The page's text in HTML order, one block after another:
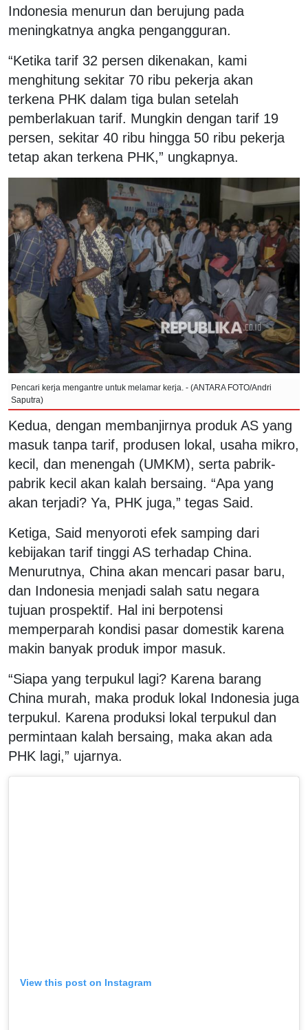
Indonesia menurun dan berujung pada
meningkatnya angka pengangguran.
“Ketika tarif 32 persen dikenakan, kami
menghitung sekitar 70 ribu pekerja akan
terkena PHK dalam tiga bulan setelah
pemberlakuan tarif. Mungkin dengan tarif 19
persen, sekitar 40 ribu hingga 50 ribu pekerja
tetap akan terkena PHK,” ungkapnya.
Pencari kerja mengantre untuk melamar kerja. - (ANTARA FOTO/Andri
Saputra)
Kedua, dengan membanjirnya produk AS yang
masuk tanpa tarif, produsen lokal, usaha mikro,
kecil, dan menengah (UMKM), serta pabrik-
pabrik kecil akan kalah bersaing. “Apa yang
akan terjadi? Ya, PHK juga,” tegas Said.
Ketiga, Said menyoroti efek samping dari
kebijakan tarif tinggi AS terhadap China.
Menurutnya, China akan mencari pasar baru,
dan Indonesia menjadi salah satu negara
tujuan prospektif. Hal ini berpotensi
memperparah kondisi pasar domestik karena
makin banyak produk impor masuk.
“Siapa yang terpukul lagi? Karena barang
China murah, maka produk lokal Indonesia juga
terpukul. Karena produksi lokal terpukul dan
permintaan kalah bersaing, maka akan ada
PHK lagi,” ujarnya.
View this post on Instagram